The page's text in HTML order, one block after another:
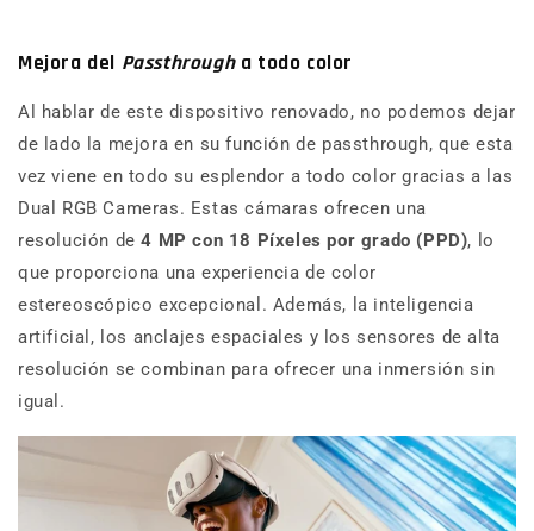
Mejora del Passthrough a todo color
Al hablar de este dispositivo renovado, no podemos dejar
de lado la mejora en su función de passthrough, que esta
vez viene en todo su esplendor a todo color gracias a las
Dual RGB Cameras. Estas cámaras ofrecen una
resolución de4 MP con 18 Píxeles por grado (PPD), lo
que proporciona una experiencia de color
estereoscópico excepcional. Además, la inteligencia
artificial, los anclajes espaciales y los sensores de alta
resolución se combinan para ofrecer una inmersión sin
igual.